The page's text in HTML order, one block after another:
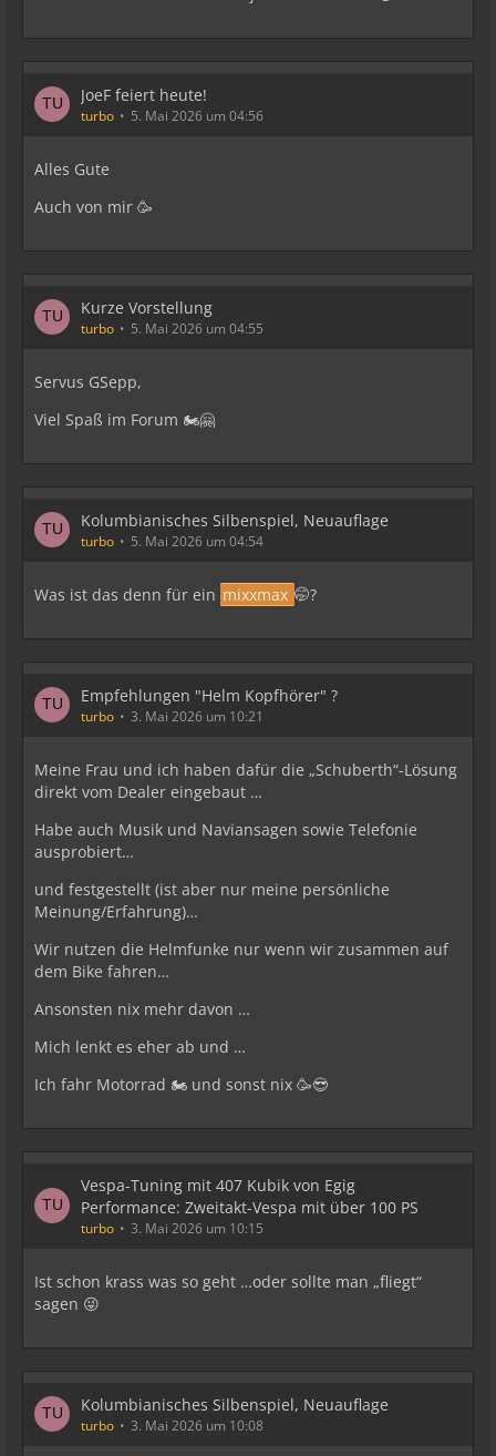
JoeF feiert heute!
turbo 5. Mai 2026 um 04:56
Alles Gute
Auch von mir 🥳
Kurze Vorstellung
turbo 5. Mai 2026 um 04:55
Servus GSepp,
Viel Spaß im Forum 🏍️🤗
Kolumbianisches Silbenspiel, Neuauflage
turbo 5. Mai 2026 um 04:54
Was ist das denn für ein mixxmax 🤭?
Empfehlungen "Helm Kopfhörer" ?
turbo 3. Mai 2026 um 10:21
Meine Frau und ich haben dafür die „Schuberth“-Lösung
direkt vom Dealer eingebaut …
Habe auch Musik und Naviansagen sowie Telefonie
ausprobiert…
und festgestellt (ist aber nur meine persönliche
Meinung/Erfahrung)…
Wir nutzen die Helmfunke nur wenn wir zusammen auf
dem Bike fahren…
Ansonsten nix mehr davon …
Mich lenkt es eher ab und …
Ich fahr Motorrad 🏍️ und sonst nix 🥳😎
Vespa-Tuning mit 407 Kubik von Egig
Performance: Zweitakt-Vespa mit über 100 PS
turbo 3. Mai 2026 um 10:15
Ist schon krass was so geht …oder sollte man „fliegt“
sagen 😜
Kolumbianisches Silbenspiel, Neuauflage
turbo 3. Mai 2026 um 10:08